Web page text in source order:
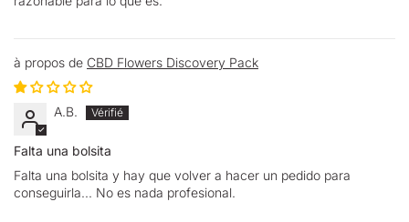
CBD Flowers Discovery Pack
A.B.
Falta una bolsita
Falta una bolsita y hay que volver a hacer un pedido para
conseguirla... No es nada profesional.